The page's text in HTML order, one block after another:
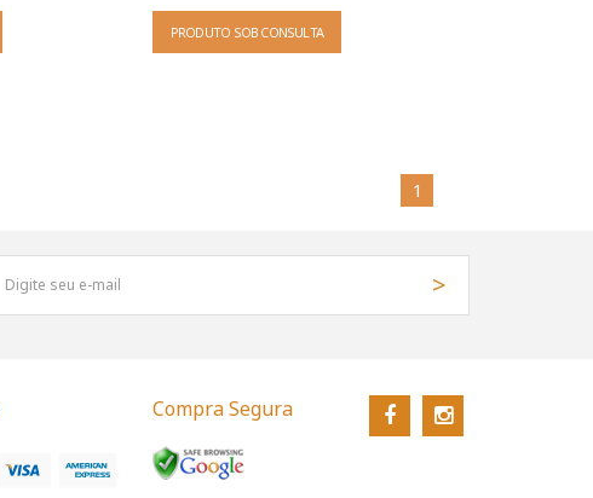
PRODUTO SOB CONSULTA
1
Compra Segura